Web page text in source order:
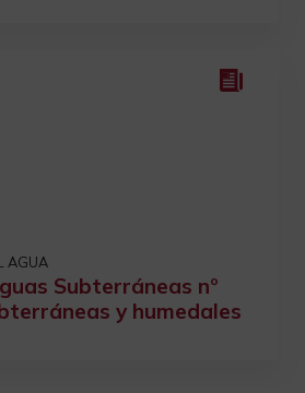
AGUA
Subterráneas nº
y humedales